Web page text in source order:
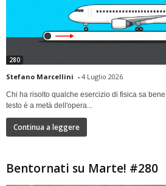
280
Stefano Marcellini - 4 Luglio 2026
Chi ha risolto qualche esercizio di fisica sa
testo è a metà dell'opera...
Continua a leggere
Bentornati su Marte! #280